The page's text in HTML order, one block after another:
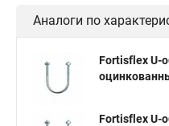
Аналоги по
Fortisflex U-
Fortisflex U-